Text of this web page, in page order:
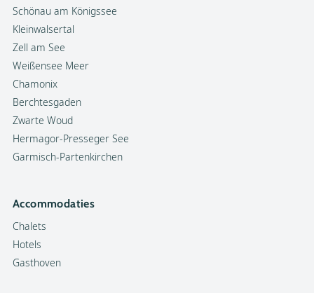
Schönau am Königssee
Kleinwalsertal
Zell am See
Weißensee Meer
Chamonix
Berchtesgaden
Zwarte Woud
Hermagor-Presseger See
Garmisch-Partenkirchen
Accommodaties
Chalets
Hotels
Gasthoven